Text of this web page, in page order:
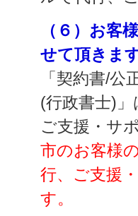
（６）お客
せて頂きま
「契約書/
(行政書士)
ご支援・サ
市のお客様
行、ご支援
す。